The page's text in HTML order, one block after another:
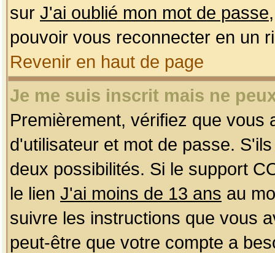
sur J'ai oublié mon mot de passe
pouvoir vous reconnecter en un
Revenir en haut de page
Je me suis inscrit mais ne
Premièrement, vérifiez que
d'utilisateur et mot de passe.
deux possibilités. Si le support
le lien J'ai moins de 13 ans au
suivre les instructions que vous
peut-être que votre compte a